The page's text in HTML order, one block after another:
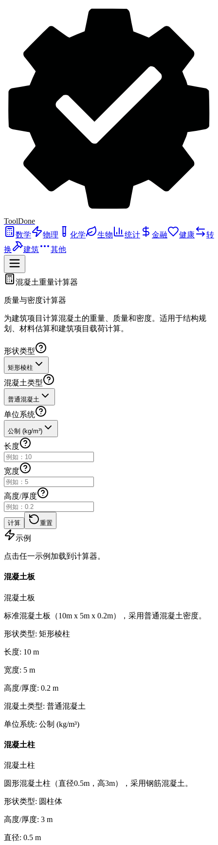
ToolDone
数学
物理 化学 生物 统计 金融 健康
转
换
建筑 其他
混凝土重量计算器
质量与密度计算器
为建筑项目计算混凝土的重量、质量和密度。适用于结构规
划、材料估算和建筑项目载荷计算。
形状类型
矩形棱柱
混凝土类型
普通混凝土
单位系统
公制 (kg/m³)
长度
宽度
高度/厚度
计算 重置
示例
点击任一示例加载到计算器。
混凝土板
混凝土板
标准混凝土板（10m x 5m x 0.2m），采用普通混凝土密度。
形状类型: 矩形棱柱
长度: 10 m
宽度: 5 m
高度/厚度: 0.2 m
混凝土类型: 普通混凝土
单位系统: 公制 (kg/m³)
混凝土柱
混凝土柱
圆形混凝土柱（直径0.5m，高3m），采用钢筋混凝土。
形状类型: 圆柱体
高度/厚度: 3 m
直径: 0.5 m